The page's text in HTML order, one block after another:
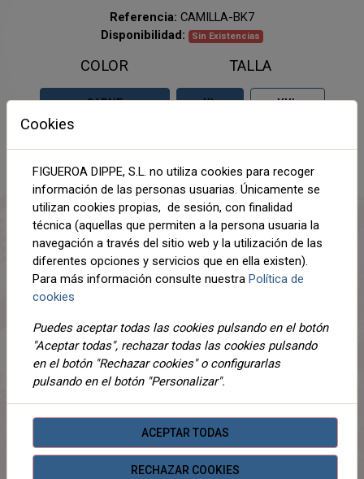
Referencia: CAMILLA-BK7
Disponibilidad:
Sin Existencias
COLOR
CARNE
TALLA
XL XXL
AÑADIR AL CARRITO
Compartir
DESCRIPCIÓN
ADJUNTOS
OPINIONES
Cookies
FIGUEROA DIPPE, S.L. no utiliza cookies para recoger
información de las personas usuarias. Únicamente se
utilizan cookies propias, de sesión, con finalidad
técnica (aquellas que permiten a la persona usuaria la
navegación a través del sitio web y la utilización de las
diferentes opciones y servicios que en ella existen).
Para más información consulte nuestra Política de
cookies
Puedes aceptar todas las cookies pulsando en el botón
"Aceptar todas", rechazar todas las cookies pulsando
en el botón "Rechazar cookies" o configurarlas
pulsando en el botón "Personalizar".
ACEPTAR TODAS
RECHAZAR COOKIES